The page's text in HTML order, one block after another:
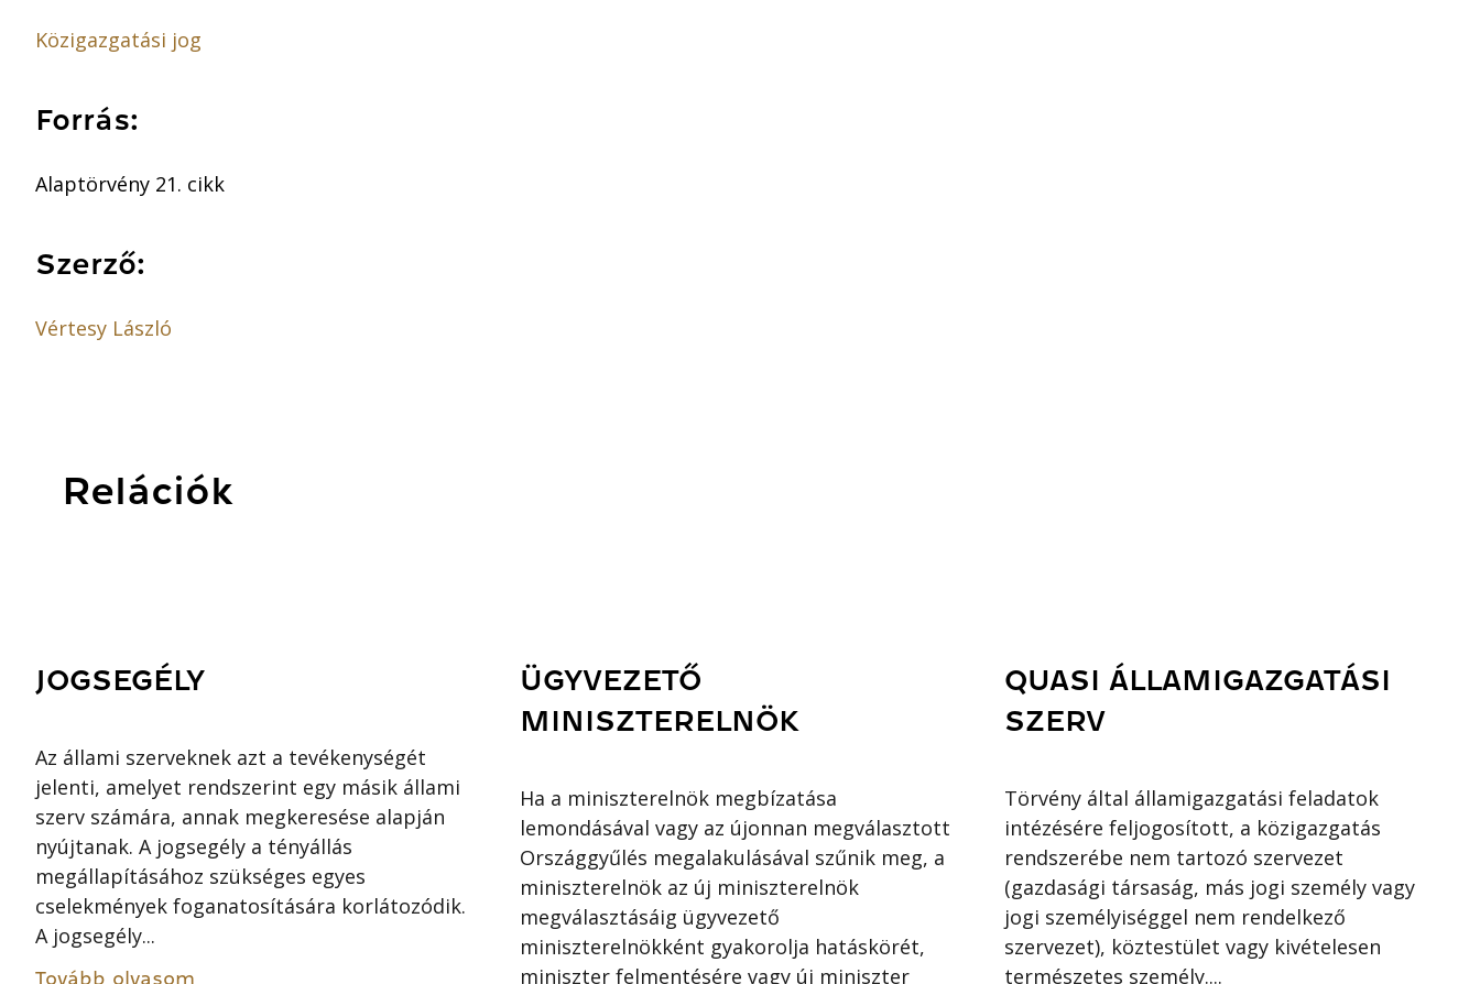
Közigazgatási jog
Forrás:
Alaptörvény 21. cikk
Szerző:
Vértesy László
Relációk
JOGSEGÉLY
Az állami szerveknek azt a tevékenységét
jelenti, amelyet rendszerint egy másik állami
szerv számára, annak megkeresése alapján
nyújtanak. A jogsegély a tényállás
megállapításához szükséges egyes
cselekmények foganatosítására korlátozódik.
A jogsegély...
Tovább olvasom
ÜGYVEZETŐ
MINISZTERELNÖK
Ha a miniszterelnök megbízatása
lemondásával vagy az újonnan megválasztott
Országgyűlés megalakulásával szűnik meg, a
miniszterelnök az új miniszterelnök
megválasztásáig ügyvezető
miniszterelnökként gyakorolja hatáskörét,
miniszter felmentésére vagy új miniszter
QUASI ÁLLAMIGAZGATÁSI
SZERV
Törvény által államigazgatási feladatok
intézésére feljogosított, a közigazgatás
rendszerébe nem tartozó szervezet
(gazdasági társaság, más jogi személy vagy
jogi személyiséggel nem rendelkező
szervezet), köztestület vagy kivételesen
természetes személy....